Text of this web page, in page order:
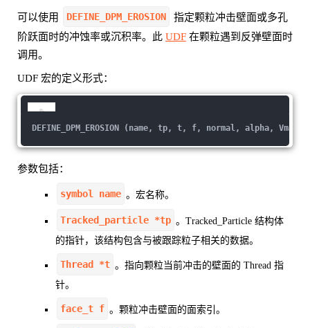
可以使用 DEFINE_DPM_EROSION
指定颗粒冲击壁面或多孔
阶跃面时的冲蚀率或沉积率。此 UDF 在颗粒遇到反弹壁面时
调用。
UDF 宏的定义形式：
DEFINE_DPM_EROSION (name, tp, t, f, normal, alpha, Vmag,
参数包括：
symbol name 。宏名称。
Tracked_particle *tp 。Tracked_Particle 结构体
的指针，该结构包含与被跟踪粒子相关的数据。
Thread *t 。指向颗粒当前冲击的壁面的 Thread 指
针。
face_t f 。颗粒冲击壁面的面索引。